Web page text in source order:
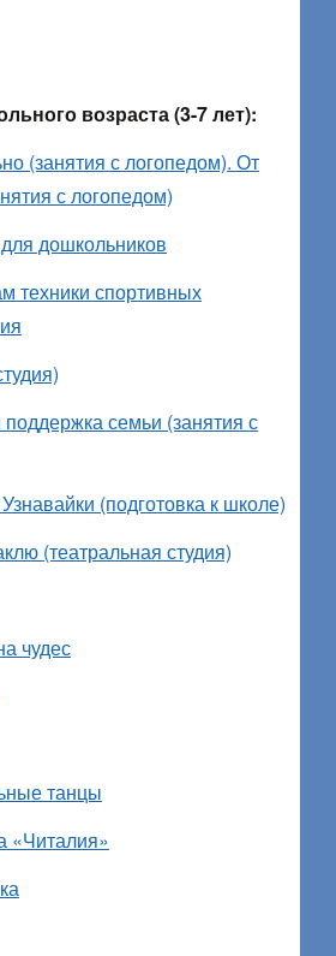
возраста (3-7 лет):
(занятия с логопедом). От
с логопедом)
дошкольников
техники спортивных
семьи (занятия с
(подготовка к школе)
(театральная студия)
чудес
танцы
«Читалия»